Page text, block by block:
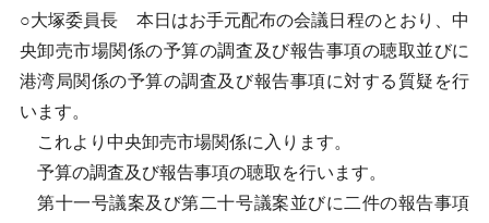
○大塚委員長 本日はお手元配布の会議日程のとおり、中
央卸売市場関係の予算の調査及び報告事項の聴取並びに
港湾局関係の予算の調査及び報告事項に対する質疑を行
います。
これより中央卸売市場関係に入ります。
予算の調査及び報告事項の聴取を行います。
第十一号議案及び第二十号議案並びに二件の報告事項